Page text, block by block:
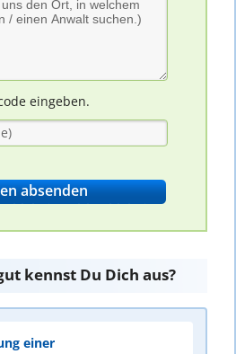
eingeben.
kennst Du Dich aus?
einer